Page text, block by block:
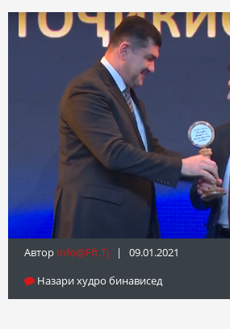
Автор Info@fft.tj | 09.01.2021
Назари худро бинависед